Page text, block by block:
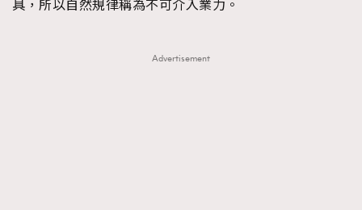
具，所以自然規律稱為不可介入業力。
Advertisement